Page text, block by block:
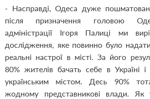
- Насправді, Одеса дуже
після призначення головою
адміністрації Ігоря Палиці ми
дослідження, яке повинно було
реальні настрої в місті. За його
80% жителів бачать себе в Україні
українським містом. Десь 90%
жодному представникові влади. Як